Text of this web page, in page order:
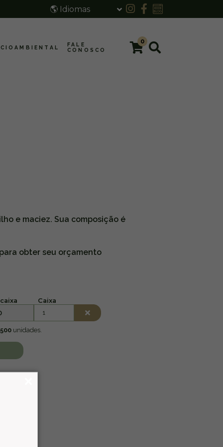
🌎 Idiomas
FALE
CONOSCO
0
e maciez. Sua composição é
obter seu orçamento
Caixa
500unidades.